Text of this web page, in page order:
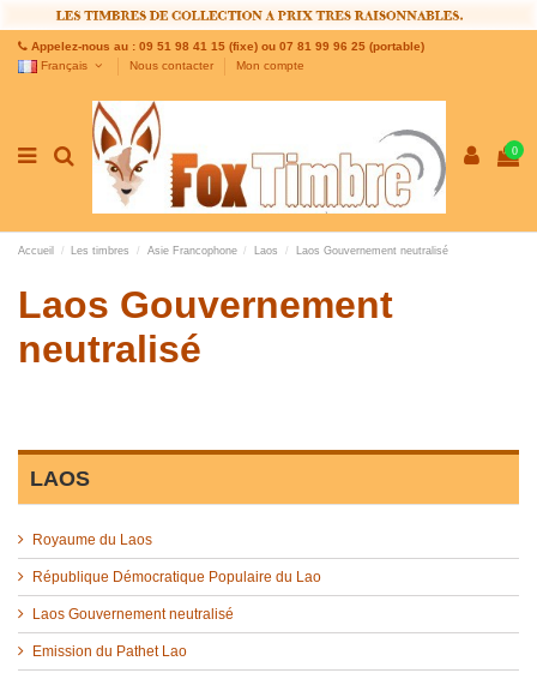
Appelez-nous au : 09 51 98 41 15 (fixe) ou 07 81 99 96 25 (portable)
Français
Nous contacter Mon compte
0
Accueil Les timbres Asie Francophone Laos Laos Gouvernement neutralisé
Laos Gouvernement
neutralisé
LAOS
Royaume du Laos
République Démocratique Populaire du Lao
Laos Gouvernement neutralisé
Emission du Pathet Lao